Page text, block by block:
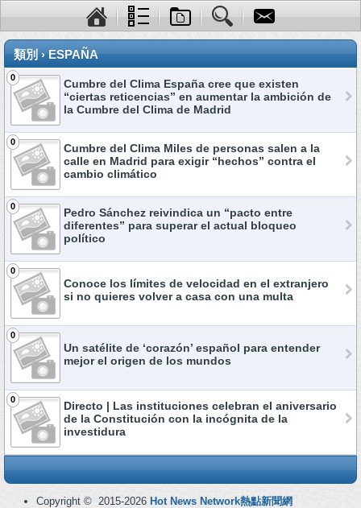
類別 › ESPAÑA
0
Cumbre del Clima España cree que existen
“ciertas reticencias” en aumentar la ambición de
la Cumbre del Clima de Madrid
0
Cumbre del Clima Miles de personas salen a la
calle en Madrid para exigir “hechos” contra el
cambio climático
0
Pedro Sánchez reivindica un “pacto entre
diferentes” para superar el actual bloqueo
político
0
Conoce los límites de velocidad en el extranjero
si no quieres volver a casa con una multa
0
Un satélite de ‘corazón’ español para entender
mejor el origen de los mundos
0
Directo | Las instituciones celebran el aniversario
de la Constitución con la incógnita de la
investidura
Copyright © 2015-2026 Hot News Network熱點新聞網